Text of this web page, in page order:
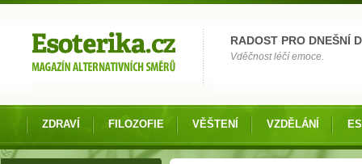
RADOST PRO DNEŠNÍ
Vděčnost léčí emoce.
ZDRAVÍ FILOZOFIE VĚŠTENÍ VZDĚLÁNÍ